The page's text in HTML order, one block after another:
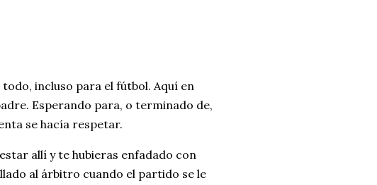
incluso para el fútbol. Aquí en
Esperando para, o terminado de,
se hacía respetar.
allí y te hubieras enfadado con
al árbitro cuando el partido se le